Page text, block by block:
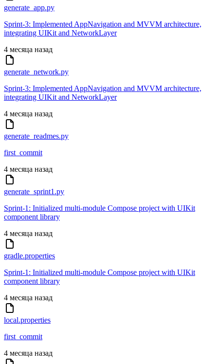
generate_app.py
Sprint-3: Implemented AppNavigation and MVVM architecture,
integrating UIKit and NetworkLayer
4 месяца назад
generate_network.py
Sprint-3: Implemented AppNavigation and MVVM architecture,
integrating UIKit and NetworkLayer
4 месяца назад
generate_readmes.py
first_commit
4 месяца назад
generate_sprint1.py
Sprint-1: Initialized multi-module Compose project with UIKit
component library
4 месяца назад
gradle.properties
Sprint-1: Initialized multi-module Compose project with UIKit
component library
4 месяца назад
local.properties
first_commit
4 месяца назад